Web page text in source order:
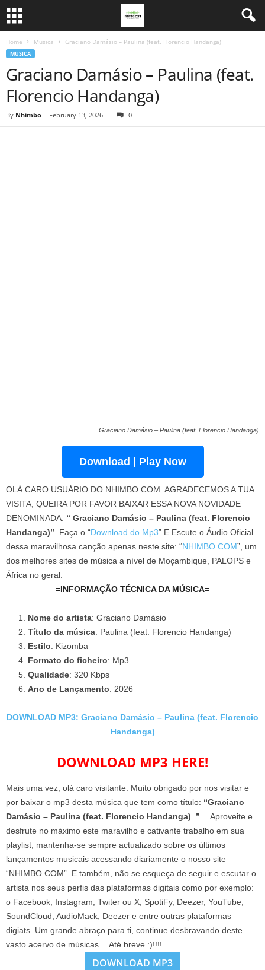
Home Musica Graciano Damásio – Paulina (feat. Florencio Handanga)
MUSICA
Graciano Damásio – Paulina (feat.
Florencio Handanga)
By Nhimbo - February 13, 2026 0
Graciano Damásio – Paulina (feat. Florencio Handanga)
Download | Play Now
OLÁ CARO USUÁRIO DO NHIMBO.COM. AGRADECEMOS A TUA
VISITA, QUEIRA POR FAVOR BAIXAR ESSA NOVA NOVIDADE
DENOMINADA: “ Graciano Damásio – Paulina (feat. Florencio
Handanga)” . Faça o “Download do Mp3” E Escute o Áudio Oficial
dessa maravilhosa canção apenas neste site: “NHIMBO.COM”, um
dos melhores sites de música a nível de Moçambique, PALOPS e
África no geral.
=INFORMAÇÃO TÉCNICA DA MÚSICA=
Nome do artista: Graciano Damásio
Título da música: Paulina (feat. Florencio Handanga)
Estilo: Kizomba
Formato do ficheiro: Mp3
Qualidade: 320 Kbps
Ano de Lançamento: 2026
DOWNLOAD MP3: Graciano Damásio – Paulina (feat. Florencio
Handanga)
DOWNLOAD MP3 HERE!
Mais uma vez, olá caro visitante. Muito obrigado por nos visitar e
por baixar o mp3 desta música que tem como título: “Graciano
Damásio – Paulina (feat. Florencio Handanga) ” … Aproveite e
desfrute no máximo este maravilho e cativante trabalho em sua
playlist, mantenha-se sempre actualizado sobre os últimos
lançamentos musicais acessando diariamente o nosso site
“NHIMBO.COM”. E também, não se esqueça de seguir e escutar o
artista nos seus perfis das plataformas digitais como por exemplo:
o Facebook, Instagram, Twiter ou X, SpotiFy, Deezer, YouTube,
SoundCloud, AudioMack, Deezer e entre outras plataformas
digiats. Um grande abraço para ti, continue desbravando deste
vasto acervo de músicas… Até breve :)!!!!
DOWNLOAD MP3